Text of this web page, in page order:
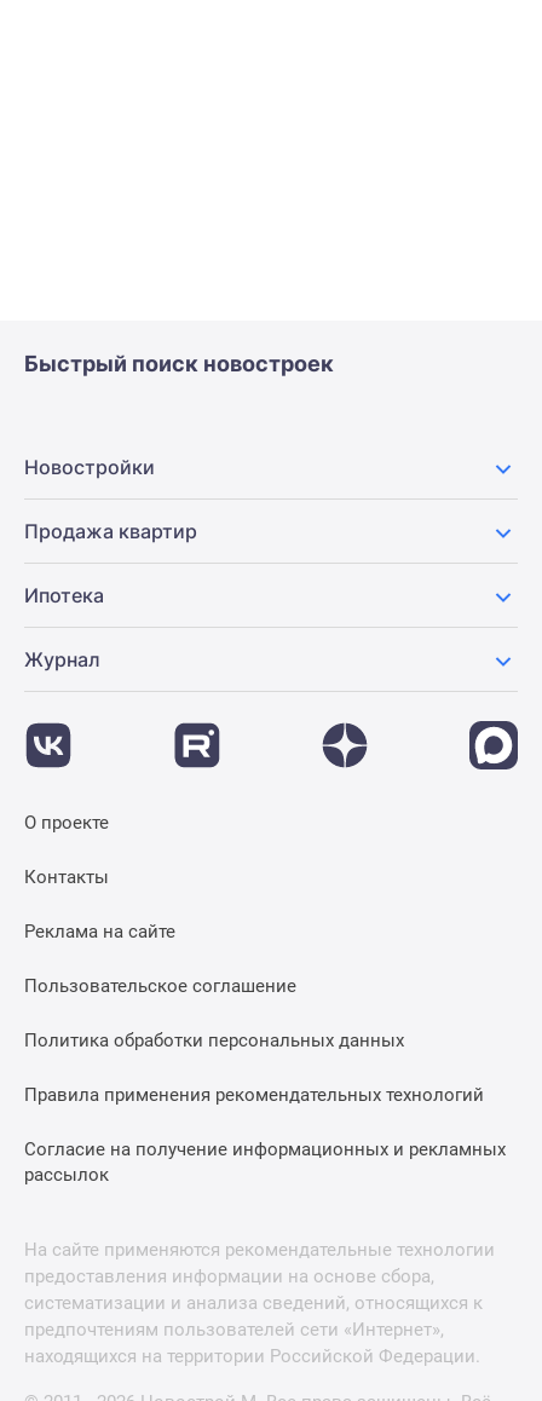
Быстрый поиск новостроек
Новостройки
Продажа квартир
Ипотека
Журнал
О проекте
Контакты
Реклама на сайте
Пользовательское соглашение
Политика обработки персональных данных
Правила применения рекомендательных технологий
Согласие на получение информационных и рекламных
рассылок
На сайте применяются рекомендательные технологии
предоставления информации на основе сбора,
систематизации и анализа сведений, относящихся к
предпочтениям пользователей сети «Интернет»,
находящихся на территории Российской Федерации.